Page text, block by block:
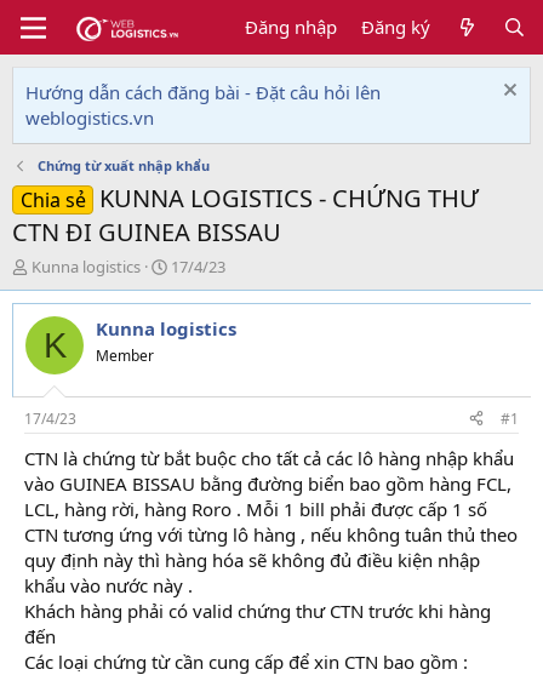
Đăng nhập Đăng ký
Hướng dẫn cách đăng bài - Đặt câu hỏi lên
weblogistics.vn
Chứng từ xuất nhập khẩu
Chia sẻ
KUNNA LOGISTICS - CHỨNG THƯ
CTN ĐI GUINEA BISSAU
T
h
r
e
d
s
t
a
r
t
e
r
Kunna logistics
N
g
à
y
i
17/4/23
K Kunna logistics
Member
17/4/23 #1
CTN là chứng từ bắt buộc cho tất cả các lô hàng nhập khẩu
vào GUINEA BISSAU bằng đường biển bao gồm hàng FCL,
LCL, hàng rời, hàng Roro . Mỗi 1 bill phải được cấp 1 số
CTN tương ứng với từng lô hàng , nếu không tuân thủ theo
quy định này thì hàng hóa sẽ không đủ điều kiện nhập
khẩu vào nước này .
Khách hàng phải có valid chứng thư CTN trước khi hàng
đến
Các loại chứng từ cần cung cấp để xin CTN bao gồm :